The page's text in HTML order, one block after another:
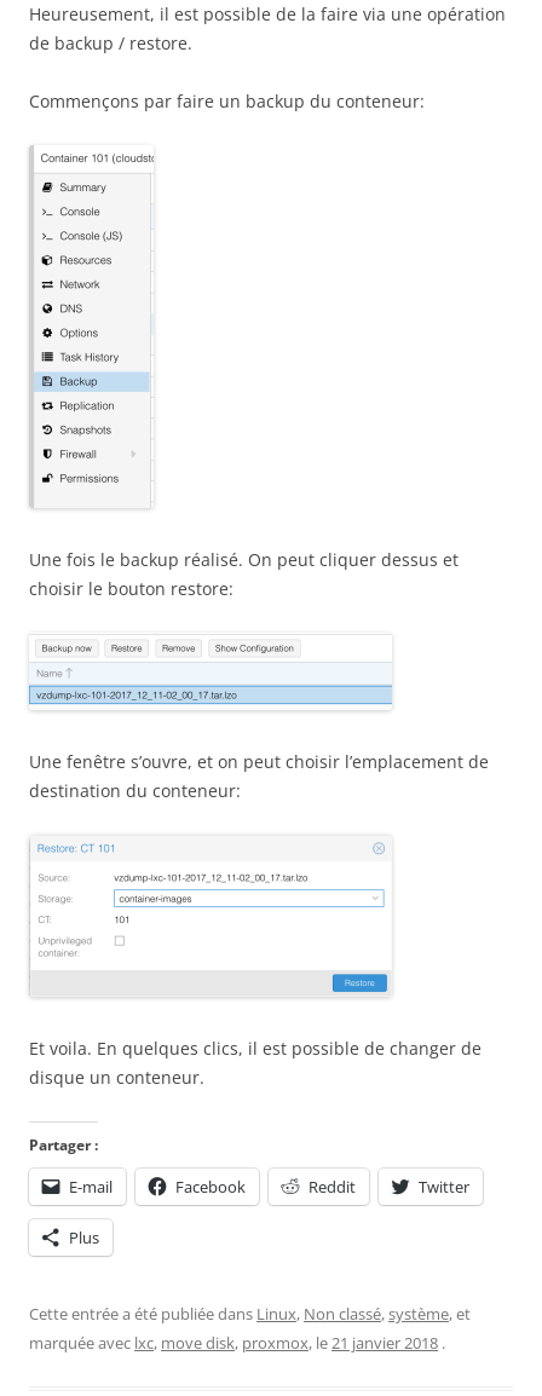
Heureusement, il est possible de la faire via une opération
de backup / restore.
Commençons par faire un backup du conteneur:
Une fois le backup réalisé. On peut cliquer dessus et
choisir le bouton restore:
Une fenêtre s’ouvre, et on peut choisir l’emplacement de
destination du conteneur:
Et voila. En quelques clics, il est possible de changer de
disque un conteneur.
Partager :
E-mail Facebook Reddit Twitter
Plus
Cette entrée a été publiée dans Linux, Non classé,système, et
marquée avec lxc, move disk, proxmox, le21 janvier 2018 .